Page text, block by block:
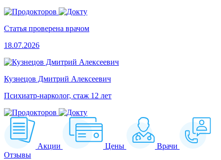
Статья проверена врачом
18.07.2026
Кузнецов Дмитрий Алексеевич
Психиатр-нарколог, стаж 12 лет
Акции Цены
Врачи
Отзывы